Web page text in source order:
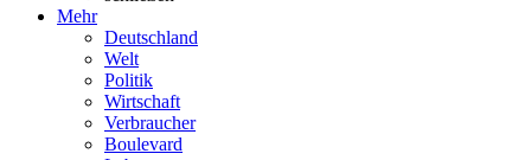
Mehr
Deutschland
Welt
Politik
Wirtschaft
Verbraucher
Boulevard